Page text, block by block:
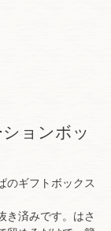
ョンボッ
のギフトボックス
き済みです。はさ